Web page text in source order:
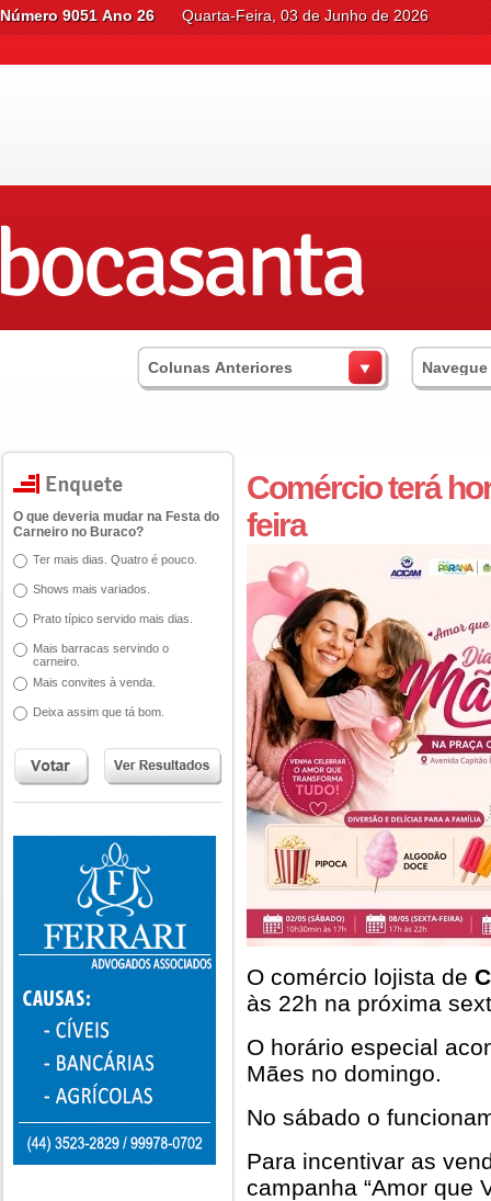
Número 9051 Ano 26 Quarta-Feira, 03 de Junho de 2026
Colunas Anteriores
O que deveria mudar na Festa do
Carneiro no Buraco?
Ter mais dias. Quatro é pouco.
Shows mais variados.
Prato típico servido mais dias.
Mais barracas servindo o
carneiro.
Mais convites à venda.
Deixa assim que tá bom.
Comércio terá
feira
O comércio lojista de
às 22h na próxima
O horário especial
Mães no domingo.
No sábado o
Para incentivar as
campanha “Amor que